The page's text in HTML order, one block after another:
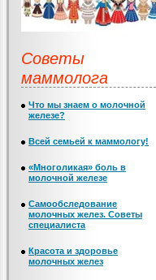
Советы
маммолога
Что мы знаем о молочной
железе?
Всей семьей к маммологу!
«Многоликая» боль в
молочной железе
Самообследование
молочных желез. Советы
специалиста
Красота и здоровье
молочных желез